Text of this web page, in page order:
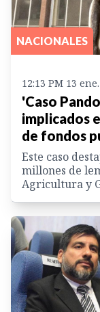
NACIONALES
12:13 PM 13
'Caso
implicados
de fondos
Este caso
millones de
Agricultura y